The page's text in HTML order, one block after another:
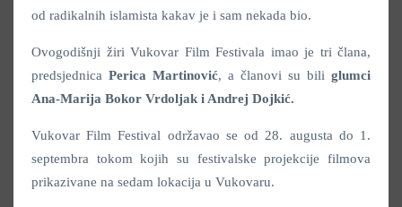
od radikalnih islamista kakav je i sam nekada bio.
Ovogodišnji žiri Vukovar Film Festivala imao je tri člana,
predsjednica Perica Martinović, a članovi su bili glumci
Ana-Marija Bokor Vrdoljak i Andrej Dojkić.
Vukovar Film Festival održavao se od 28. augusta do 1.
septembra tokom kojih su festivalske projekcije filmova
prikazivane na sedam lokacija u Vukovaru.